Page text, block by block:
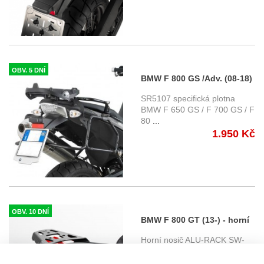
OBV. 5 DNÍ
BMW F 800 GS /Adv. (08-18)
specifická horní plotna Givi
SR5107 , pro kufry GIVI řady
Monokey
SR5107 specifická plotna
BMW F 650 GS / F 700 GS / F
80
1.950 Kč
OBV. 10 DNÍ
BMW F 800 GT (13-) - horní
nosič ALU-RACK SW-
Horní nosič ALU-RACK SW-